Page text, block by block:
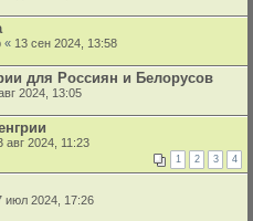
« 13 сен 2024, 13:58
для Россиян и Белорусов
2024, 13:05
авг 2024, 11:23
1 2 3 4
июл 2024, 17:26